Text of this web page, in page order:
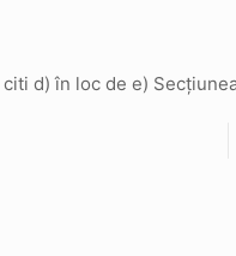
citi d) în loc de e)